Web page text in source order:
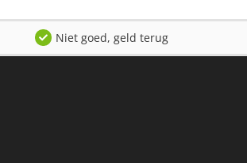
Niet goed, geld terug